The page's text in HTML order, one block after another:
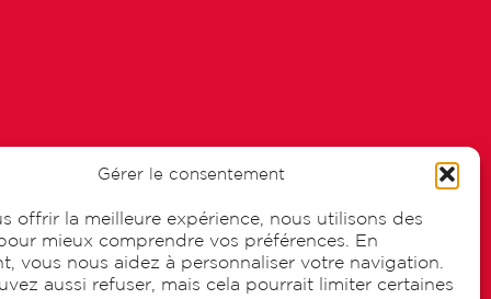
Gérer le consentement
offrir la meilleure expérience, nous utilisons des
mieux comprendre vos préférences. En
vous nous aidez à personnaliser votre navigation.
aussi refuser, mais cela pourrait limiter certaines
Services
Impression
Réalisation publicitaire
Emballage